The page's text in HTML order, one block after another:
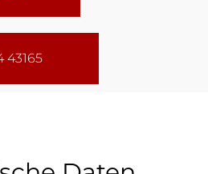
43165